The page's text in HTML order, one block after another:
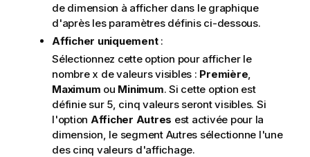
de dimension à afficher dans le graphique
d'après les paramètres définis ci-dessous.
Afficher uniquement:
Sélectionnez cette option pour afficher le
nombre x de valeurs visibles : Première
Maximum ou Minimum. Si cette option est
définie sur 5, cinq valeurs seront visibles. Si
l'option Afficher Autres est activée pour la
dimension, le segment Autres sélectionne l'une
des cinq valeurs d'affichage.